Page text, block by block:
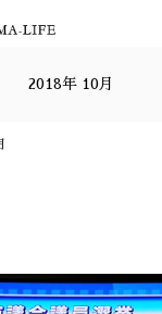
2018年 10月